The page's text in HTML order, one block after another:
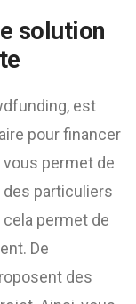
solution
est
pour financer
permet de
particuliers
permet de
De
des